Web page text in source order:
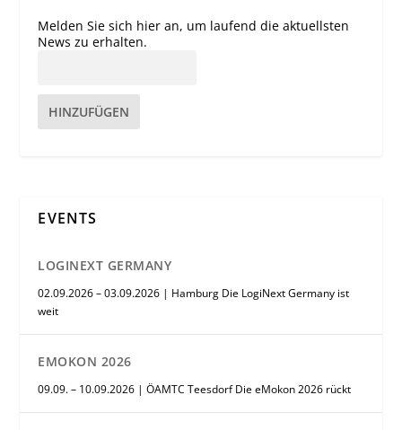
Melden Sie sich hier an, um laufend die aktuellsten
News zu erhalten.
HINZUFÜGEN
EVENTS
LOGINEXT GERMANY
02.09.2026 – 03.09.2026 | Hamburg Die LogiNext Germany ist
weit
EMOKON 2026
09.09. – 10.09.2026 | ÖAMTC Teesdorf Die eMokon 2026 rückt